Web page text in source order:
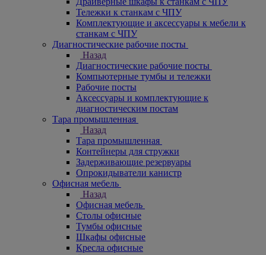
Тележки к станкам с ЧПУ
Комплектующие и аксессуары к мебели к
станкам с ЧПУ
Диагностические рабочие посты
Назад
Диагностические рабочие посты
Компьютерные тумбы и тележки
Рабочие посты
Аксессуары и комплектующие к
диагностическим постам
Тара промышленная
Назад
Тара промышленная
Контейнеры для стружки
Задерживающие резервуары
Опрокидыватели канистр
Офисная мебель
Назад
Офисная мебель
Столы офисные
Тумбы офисные
Шкафы офисные
Кресла офисные